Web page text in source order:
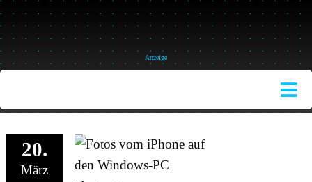
Skip
to
content
Anzeige
20.
März